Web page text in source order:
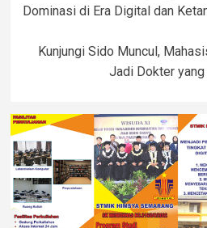
Dominasi di Era Digital dan
Kunjungi Sido Muncul,
Jadi Dokter